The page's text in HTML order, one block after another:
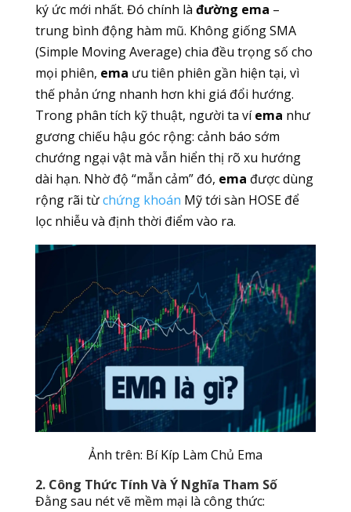
ký ức mới nhất. Đó chính là đường ema –
trung bình động hàm mũ. Không giống SMA
(Simple Moving Average) chia đều trọng số cho
mọi phiên, ema ưu tiên phiên gần hiện tại, vì
thế phản ứng nhanh hơn khi giá đổi hướng.
Trong phân tích kỹ thuật, người ta víema như
gương chiếu hậu góc rộng: cảnh báo sớm
chướng ngại vật mà vẫn hiển thị rõ xu hướng
dài hạn. Nhờ độ “mẫn cảm” đó, ema được dùng
rộng rãi từchứng khoán Mỹ tới sàn HOSE để
lọc nhiễu và định thời điểm vào ra.
Ảnh trên: Bí Kíp Làm Chủ Ema
2. Công Thức Tính Và Ý Nghĩa Tham Số
Đằng sau nét vẽ mềm mại là công thức: